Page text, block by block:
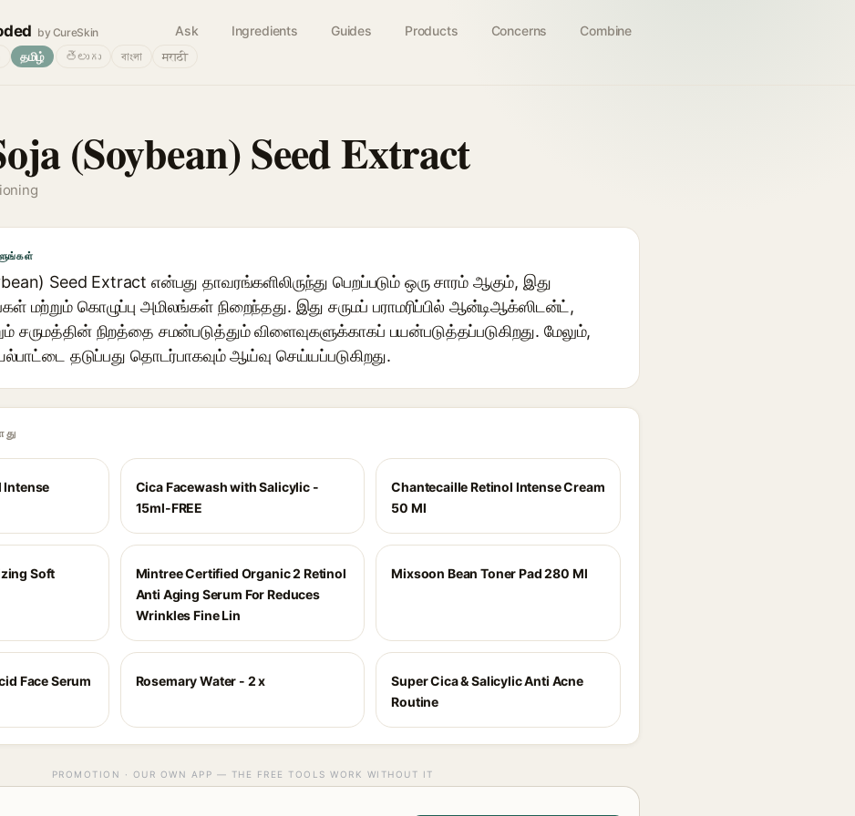
by CureSkin Ask Ingredients Guides Products Concerns Combine
தமிழ் తెలుగు বাংলা मराठी
(Soybean) Seed Extract
Seed Extract என்பது தாவரங்களிலிருந்து பெறப்படும் ஒரு சாரம் ஆகும், இது
மற்றும் கொழுப்பு அமிலங்கள் நிறைந்தது. இது சருமப் பராமரிப்பில் ஆன்டிஆக்ஸிடன்ட்,
சருமத்தின் நிறத்தை சமன்படுத்தும் விளைவுகளுக்காகப் பயன்படுத்தப்படுகிறது. மேலும்,
தடுப்பது தொடர்பாகவும் ஆய்வு செய்யப்படுகிறது.
Intense
Cica Facewash with Salicylic -
15ml-FREE
Chantecaille Retinol Intense Cream
50 Ml
Soft
Mintree Certified Organic 2 Retinol
Anti Aging Serum For Reduces
Wrinkles Fine Lin
Mixsoon Bean Toner Pad 280 Ml
Face Serum
Rosemary Water - 2 x
Super Cica & Salicylic Anti Acne
Routine
PROMOTION · OUR OWN APP — THE FREE TOOLS WORK WITHOUT IT